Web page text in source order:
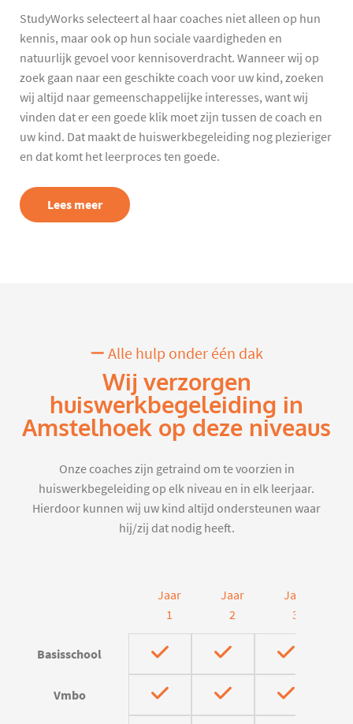
StudyWorks selecteert al haar coaches niet alleen op hun
kennis, maar ook op hun sociale vaardigheden en
natuurlijk gevoel voor kennisoverdracht. Wanneer wij op
zoek gaan naar een geschikte coach voor uw kind, zoeken
wij altijd naar gemeenschappelijke interesses, want wij
vinden dat er een goede klik moet zijn tussen de coach en
uw kind. Dat maakt de huiswerkbegeleiding nog plezieriger
en dat komt het leerproces ten goede.
Lees meer
Alle hulp onder één dak
Wij verzorgen
huiswerkbegeleiding in
Amstelhoek op deze niveaus
Onze coaches zijn getraind om te voorzien in
huiswerkbegeleiding op elk niveau en in elk leerjaar.
Hierdoor kunnen wij uw kind altijd ondersteunen waar
hij/zij dat nodig heeft.
Jaar
1
Jaar
2
Jaar
3
Basisschool
Vmbo